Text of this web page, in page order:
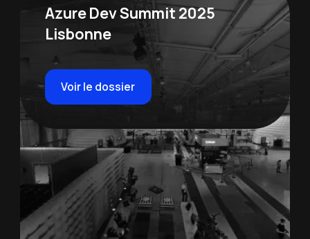
Azure Dev Summit 2025
Lisbonne
Voir le dossier